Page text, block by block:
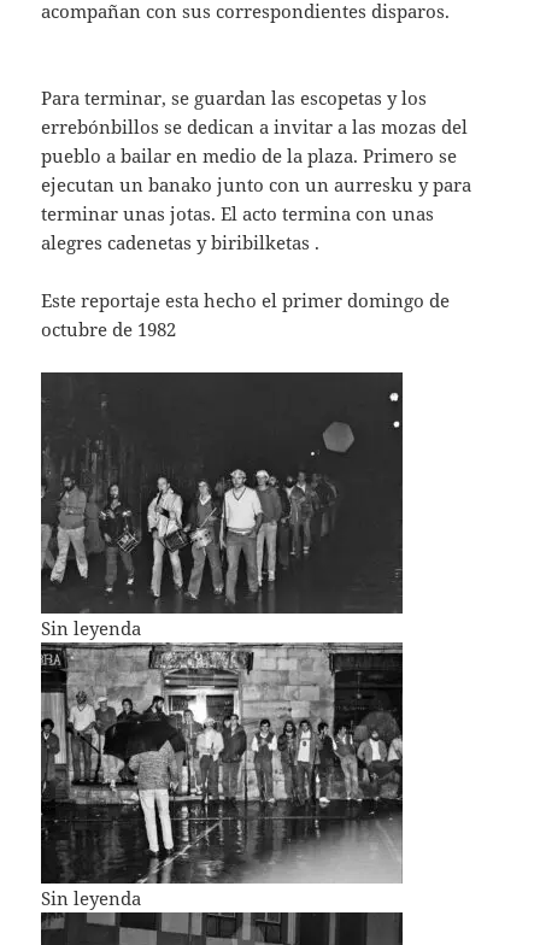
acompañan con sus correspondientes disparos.
Para terminar, se guardan las escopetas y los
errebónbillos se dedican a invitar a las mozas del
pueblo a bailar en medio de la plaza. Primero se
ejecutan un banako junto con un aurresku y para
terminar unas jotas. El acto termina con unas
alegres cadenetas y biribilketas .
Este reportaje esta hecho el primer domingo de
octubre de 1982
Sin leyenda
Sin leyenda